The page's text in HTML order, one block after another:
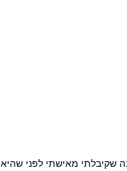
שקיבלתי מאישתי לפני שהיא